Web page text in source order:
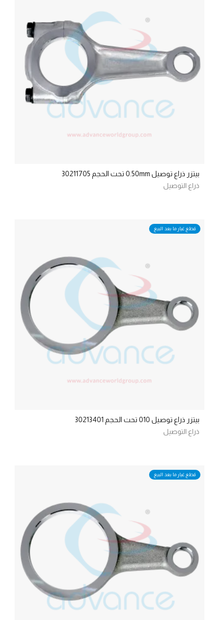
بيتزر ذراع توصيل 0.50mm تحت الحجم 30211705
ذراع التوصيل
قطع غيار ما بعد البيع
بيتزر ذراع توصيل 010 تحت الحجم 30213401
ذراع التوصيل
قطع غيار ما بعد البيع